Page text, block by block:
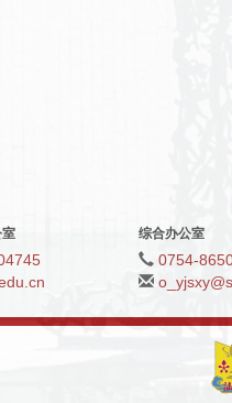
研
综合办公室
0754-